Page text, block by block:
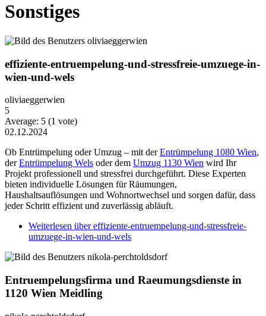
Sonstiges
effiziente-entruempelung-und-stressfreie-umzuege-in-
wien-und-wels
oliviaeggerwien
5
Average: 5 (1 vote)
02.12.2024
Ob Entrümpelung oder Umzug – mit derEntrümpelung 1080 Wien,
derEntrümpelung Wels oder dem Umzug 1130 Wien wird Ihr
Projekt professionell und stressfrei durchgeführt. Diese Experten
bieten individuelle Lösungen für Räumungen,
Haushaltsauflösungen und Wohnortwechsel und sorgen dafür, dass
jeder Schritt effizient und zuverlässig abläuft.
Weiterlesen über effiziente-entruempelung-und-stressfreie-
umzuege-in-wien-und-wels
Entruempelungsfirma und Raeumungsdienste in
1120 Wien Meidling